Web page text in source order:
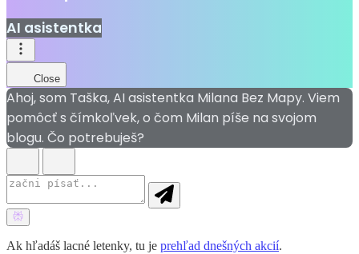
AI asistentka
Close
Ahoj, som Taška, AI asistentka Milana Bez Mapy. Viem
pomôcť s čímkoľvek, o čom Milan píše na svojom
blogu. Čo potrebuješ?
Ak hľadáš lacné letenky, tu je prehľad dnešných akcií.